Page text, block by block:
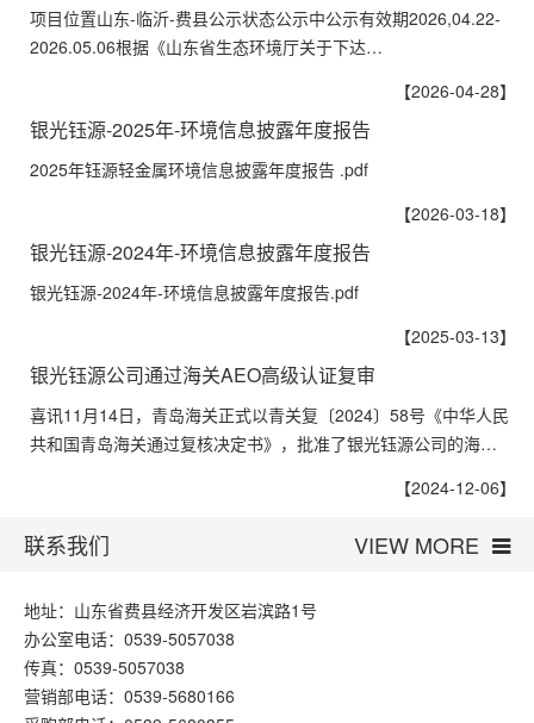
项目位置山东-临沂-费县公示状态公示中公示有效期2026,04.22-
2026.05.06根据《山东省生态环境厅关于下达…
【2026-04-28】
银光钰源-2025年-环境信息披露年度报告
2025年钰源轻金属环境信息披露年度报告 .pdf
【2026-03-18】
银光钰源-2024年-环境信息披露年度报告
银光钰源-2024年-环境信息披露年度报告.pdf
【2025-03-13】
银光钰源公司通过海关AEO高级认证复审
喜讯11月14日，青岛海关正式以青关复〔2024〕58号《中华人民
共和国青岛海关通过复核决定书》，批准了银光钰源公司的海…
【2024-12-06】
联系我们 VIEW MORE
地址：山东省费县经济开发区岩滨路1号
办公室电话：0539-5057038
传真：0539-5057038
营销部电话：0539-5680166